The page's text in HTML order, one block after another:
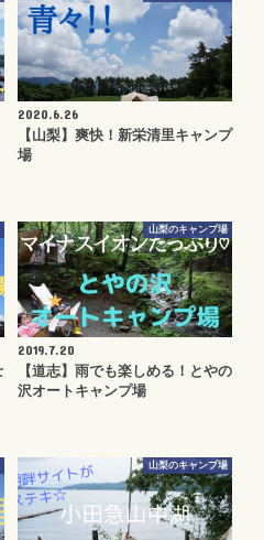
2020.6.26
【山梨】爽快！新栄清里キャンプ
場
山梨のキャンプ場
2019.7.20
【道志】雨でも楽しめる！とやの
沢オートキャンプ場
山梨のキャンプ場